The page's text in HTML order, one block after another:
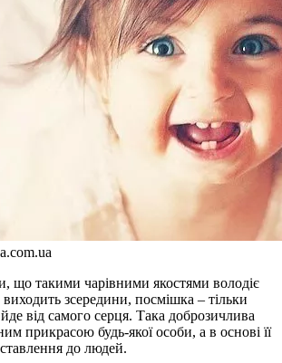
що такими чарівними якостями володіє
зсередини, посмішка – тільки
від самого серця. Така доброзичлива
прикрасою будь-якої особи, а в основі її
до людей.